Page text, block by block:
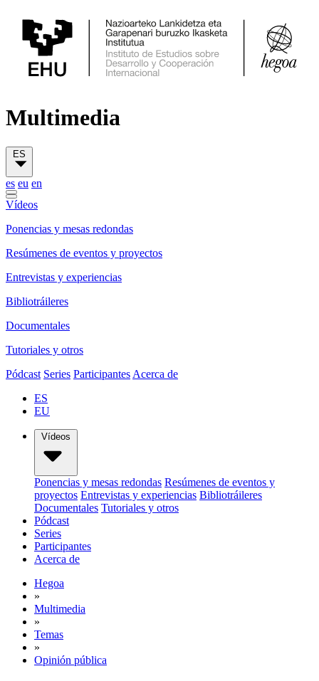
Multimedia
ES
es eu en
Vídeos
Ponencias y mesas redondas
Resúmenes de eventos y proyectos
Entrevistas y experiencias
Bibliotráileres
Documentales
Tutoriales y otros
Pódcast Series Participantes Acerca de
ES
EU
Vídeos
Ponencias y mesas redondas Resúmenes de eventos y
proyectos Entrevistas y experiencias Bibliotráileres
Documentales Tutoriales y otros
Pódcast
Series
Participantes
Acerca de
Hegoa
»
Multimedia
»
Temas
»
Opinión pública